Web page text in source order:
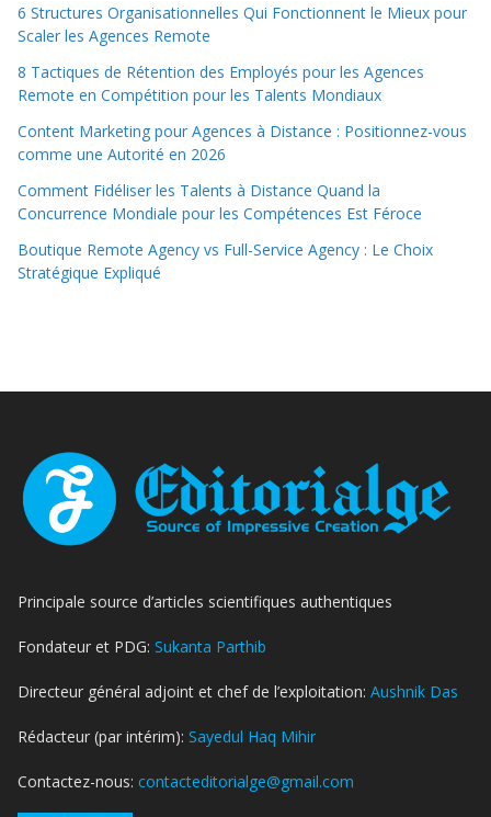
6 Structures Organisationnelles Qui Fonctionnent le Mieux pour
Scaler les Agences Remote
8 Tactiques de Rétention des Employés pour les Agences
Remote en Compétition pour les Talents Mondiaux
Content Marketing pour Agences à Distance : Positionnez-vous
comme une Autorité en 2026
Comment Fidéliser les Talents à Distance Quand la
Concurrence Mondiale pour les Compétences Est Féroce
Boutique Remote Agency vs Full-Service Agency : Le Choix
Stratégique Expliqué
Principale source d’articles scientifiques authentiques
Fondateur et PDG: Sukanta Parthib
Directeur général adjoint et chef de l’exploitation: Aushnik Das
Rédacteur (par intérim): Sayedul Haq Mihir
Contactez-nous: contacteditorialge@gmail.com